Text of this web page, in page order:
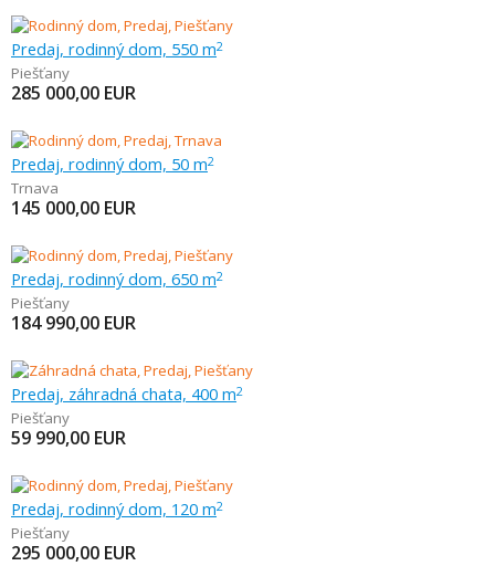
Predaj, rodinný dom, 550 m2
Piešťany
285 000,00 EUR
Predaj, rodinný dom, 50 m2
Trnava
145 000,00 EUR
Predaj, rodinný dom, 650 m2
Piešťany
184 990,00 EUR
Predaj, záhradná chata, 400 m2
Piešťany
59 990,00 EUR
Predaj, rodinný dom, 120 m2
Piešťany
295 000,00 EUR